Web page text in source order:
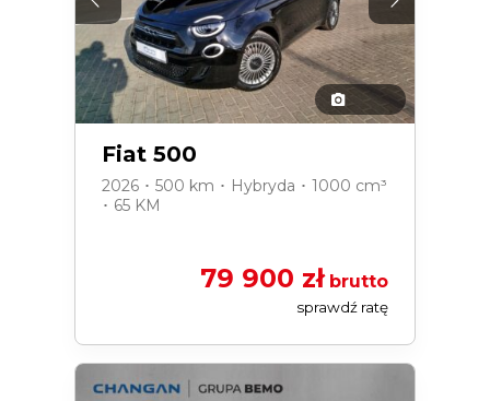
Fiat 500
2026 ･ 500 km ･ Hybryda ･ 1000 cm³
･ 65 KM
79 900 złbrutto
sprawdź ratę